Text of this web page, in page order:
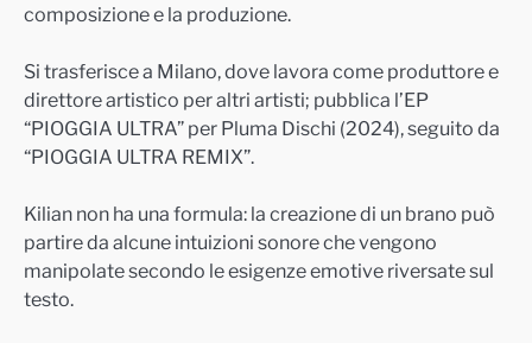
composizione e la produzione.
Si trasferisce a Milano, dove lavora come produttore e
direttore artistico per altri artisti; pubblica l’EP
“PIOGGIA ULTRA” per Pluma Dischi (2024), seguito da
“PIOGGIA ULTRA REMIX”.
Kilian non ha una formula: la creazione di un brano può
partire da alcune intuizioni sonore che vengono
manipolate secondo le esigenze emotive riversate sul
testo.